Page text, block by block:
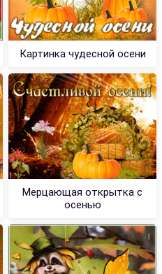
Картинка чудесной осени
Мерцающая открытка с
осенью